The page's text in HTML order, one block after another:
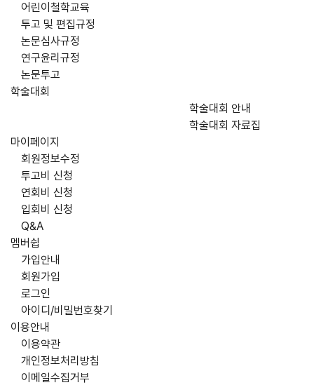
어린이철학교육
투고 및 편집규정
논문심사규정
연구윤리규정
논문투고
학술대회
학술대회 안내
학술대회 자료집
마이페이지
회원정보수정
투고비 신청
연회비 신청
입회비 신청
Q&A
멤버쉽
가입안내
회원가입
로그인
아이디/비밀번호찾기
이용안내
이용약관
개인정보처리방침
이메일수집거부